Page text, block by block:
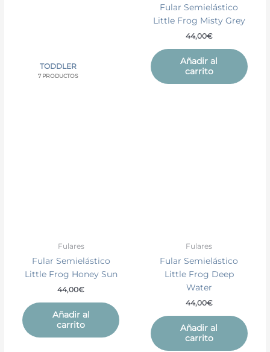
TODDLER
7 PRODUCTOS
Fular Semielástico
Little Frog Misty Grey
44,00€
Añadir al
carrito
Fulares
Fular Semielástico
Little Frog Honey Sun
44,00€
Añadir al
carrito
Fulares
Fular Semielástico
Little Frog Deep
Water
44,00€
Añadir al
carrito